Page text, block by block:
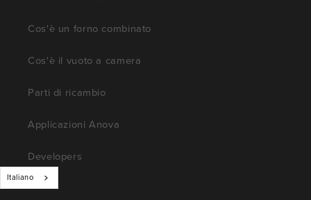
Cos'è un forno combinato
Cos'è il vuoto a camera
Parti di ricambio
Applicazioni Anova
Developers
Italiano